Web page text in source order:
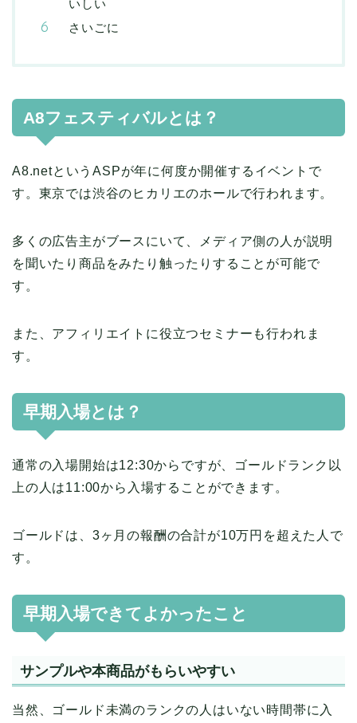
いしい
さいごに
A8フェスティバルとは？
A8.netというASPが年に何度か開催するイベントで
す。東京では渋谷のヒカリエのホールで行われます。
多くの広告主がブースにいて、メディア側の人が説明
を聞いたり商品をみたり触ったりすることが可能で
す。
また、アフィリエイトに役立つセミナーも行われま
す。
早期入場とは？
通常の入場開始は12:30からですが、ゴールドランク以
上の人は11:00から入場することができます。
ゴールドは、3ヶ月の報酬の合計が10万円を超えた人で
す。
早期入場できてよかったこと
サンプルや本商品がもらいやすい
当然、ゴールド未満のランクの人はいない時間帯に入